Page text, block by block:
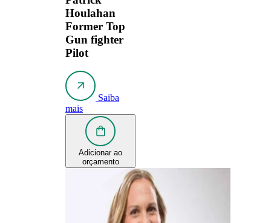
Houlahan
Former Top
Gun fighter
Pilot
Saiba
mais
Adicionar ao
orçamento